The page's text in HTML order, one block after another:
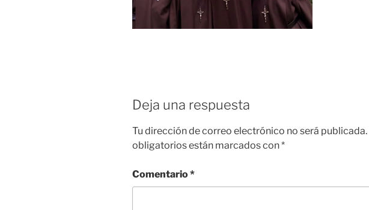
Deja una respuesta
Tu dirección de correo electrónico no será publicada.
obligatorios están marcados con*
Comentario*